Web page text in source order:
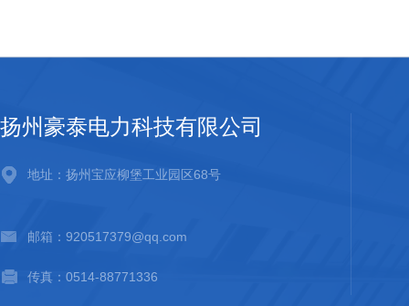
扬州豪泰电力科技有限公司
地址：扬州宝应柳堡工业园区68号
邮箱：920517379@qq.com
传真：0514-88771336